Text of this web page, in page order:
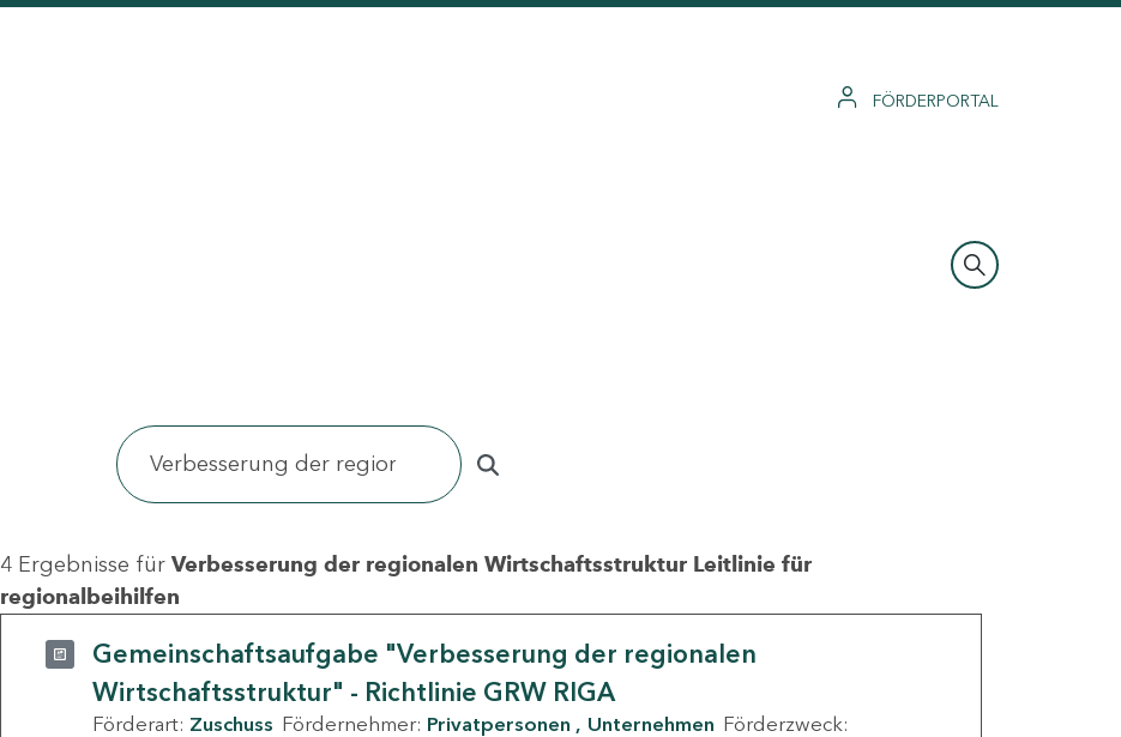
FÖRDERPORTAL
4 Ergebnisse für Verbesserung der regionalen Wirtschaftsstruktur Leitlinie für
regionalbeihilfen
Gemeinschaftsaufgabe "Verbesserung der regionalen
Wirtschaftsstruktur" - Richtlinie GRW RIGA
Förderart: Zuschuss Fördernehmer: Privatpersonen Unternehmen Förderzweck: